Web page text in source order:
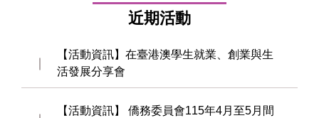
近期活動
【活動資訊】在臺港澳學生就業、創業與生
活發展分享會
【活動資訊】 僑務委員會115年4月至5月間